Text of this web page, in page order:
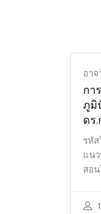
อาจ
กา
ภูมิ
ดร
รหั
แน
สอ
1